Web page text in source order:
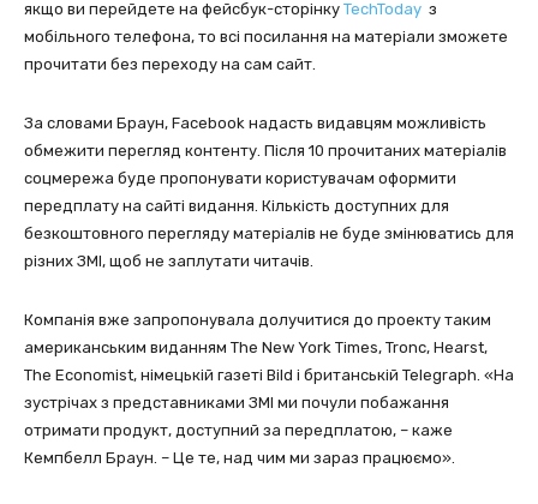
якщо ви перейдете на фейсбук-сторінку TechToday з
мобільного телефона, то всі посилання на матеріали зможете
прочитати без переходу на сам сайт.
За словами Браун, Facebook надасть видавцям можливість
обмежити перегляд контенту. Після 10 прочитаних матеріалів
соцмережа буде пропонувати користувачам оформити
передплату на сайті видання. Кількість доступних для
безкоштовного перегляду матеріалів не буде змінюватись для
різних ЗМІ, щоб не заплутати читачів.
Компанія вже запропонувала долучитися до проекту таким
американським виданням The New York Times, Tronc, Hearst,
The Economist, німецькій газеті Bild і британській Telegraph. «На
зустрічах з представниками ЗМІ ми почули побажання
отримати продукт, доступний за передплатою, – каже
Кемпбелл Браун. – Це те, над чим ми зараз працюємо».